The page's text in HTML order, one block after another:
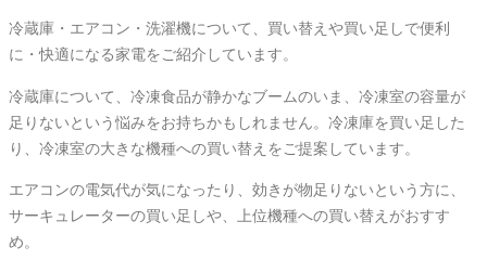
冷蔵庫・エアコン・洗濯機について、買い替えや買い足しで便利
に・快適になる家電をご紹介しています。
冷蔵庫について、冷凍食品が静かなブームのいま、冷凍室の容量が
足りないという悩みをお持ちかもしれません。冷凍庫を買い足した
り、冷凍室の大きな機種への買い替えをご提案しています。
エアコンの電気代が気になったり、効きが物足りないという方に、
サーキュレーターの買い足しや、上位機種への買い替えがおすす
め。